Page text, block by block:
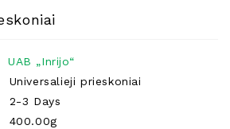
UAB „Inrijo“
Universalieji prieskoniai
2-3 Days
400.00g